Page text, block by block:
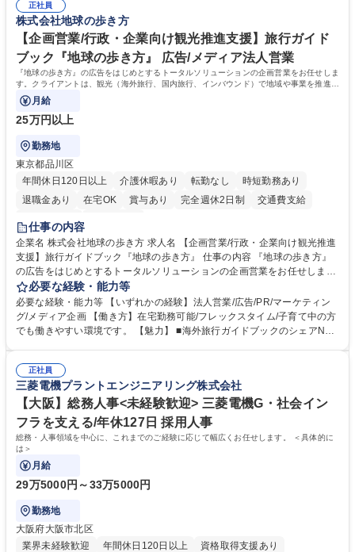
幅広い業務の体得が可能で、多様なキャリアパスを描くことも可能です。
募集職種 【総務】未経験歓迎◎/リモート可/世界で唯一の事業/福利厚生◎/
再雇用有
対処できる・新しいことに興味関心がある 【魅力】■自己啓発支援：資格
取得や通信教育など費用の80%（年間25万円まで）を補助 ■住宅手当：家
賃の50%（月額7万円まで）を補助 学歴・資格 学歴：大学院 大学 語学
力： 資格：
正社員
株式会社地球の歩き方
【企画営業/行政・企業向け観光推進支援】旅行ガイド
ブック『地球の歩き方』 広告/メディア法人営業
『地球の歩き方』の広告をはじめとするトータルソリューションの企画営業をお任せしま
す。クライアントは、観光（海外旅行、国内旅行、インバウンド）で地域や事業を推進し
たい国内外の行政や企業です。
月給
25万円以上
勤務地
東京都品川区
年間休日120日以上
介護休暇あり 転勤なし
時短勤務あり
退職金あり
在宅OK 賞与あり 完全週休2日制
交通費支給
駅近5分以内
仕事の内容
企業名 株式会社地球の歩き方 求人名 【企画営業/行政・企業向け観光推進
支援】旅行ガイドブック『地球の歩き方』 仕事の内容 『地球の歩き方』
の広告をはじめとするトータルソリューションの企画営業をお任せしま
す。クライアントは、観光（海外旅行、国内旅行、インバウンド）で地域
や事業を推進したい国内外の行政や企業です。 【業務詳細】■『地球の歩
き方』は海外旅行ガイドブックのNo.1ブランドであり、国内旅行において
も牽引しております。観光推進支援においても、業界を牽引する意欲的な
に、インバウンドのトップブランドに成長しております■旅が業務であ
り、日常です。旅好きにはこれ以上ない環境です 募集職種 【企画営業/行
政・企業向け観光推進支援】旅行ガイドブック『地球の歩き方』
必要な経験・能力等
必要な経験・能力等 【いずれかの経験】法人営業/広告/PR/マーケティン
グ/メディア企画 【働き方】在宅勤務可能/フレックスタイム/子育て中の方
でも働きやすい環境です。 【魅力】 ■海外旅行ガイドブックのシェアNo.1
であり、「地球の歩き方」としてどう取り組むか、共に形を作るコアメン
バーとして活躍いただきます。 学歴・資格 学歴：大学院 大学 語学力： 資
格：
正社員
三菱電機プラントエンジニアリング株式会社
【大阪】総務人事<未経験歓迎> 三菱電機G・社会イン
フラを支える/年休127日 採用人事
総務・人事領域を中心に、これまでのご経験に応じて幅広くお任せします。 ＜具体的に
は＞
月給
29万5000円～33万5000円
勤務地
大阪府大阪市北区
業界未経験歓迎
年間休日120日以上
資格取得支援あり